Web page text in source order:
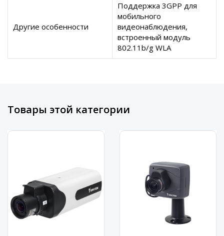
Другие особенности
Поддержка 3GPP для
мобильного
видеонаблюдения,
встроенный модуль
802.11b/g WLA
Товары этой категории